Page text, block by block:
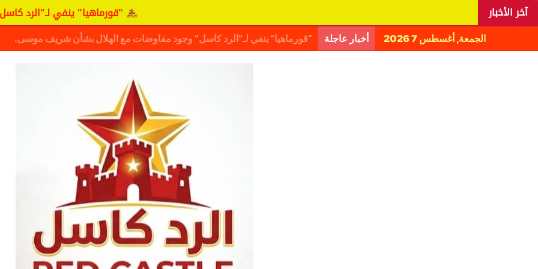
آخر الأخبار "قورماهيا" ينفي لـ"الرد كاسل" وجود
الجمعة, أغسطس 7 2026 أخبار عاجلة اليانغا يكشف حقيقة مفاوضات نجم المريخ